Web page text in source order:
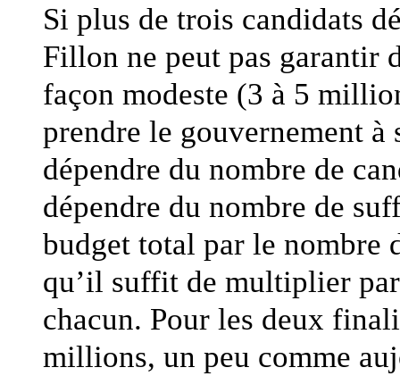
Si plus de trois candidats
Fillon ne peut pas garantir
façon modeste (3 à 5
prendre le gouvernement à
dépendre du nombre de
dépendre du nombre de
budget total par le nombre
qu’il suffit de multiplier
chacun. Pour les deux
millions, un peu comme